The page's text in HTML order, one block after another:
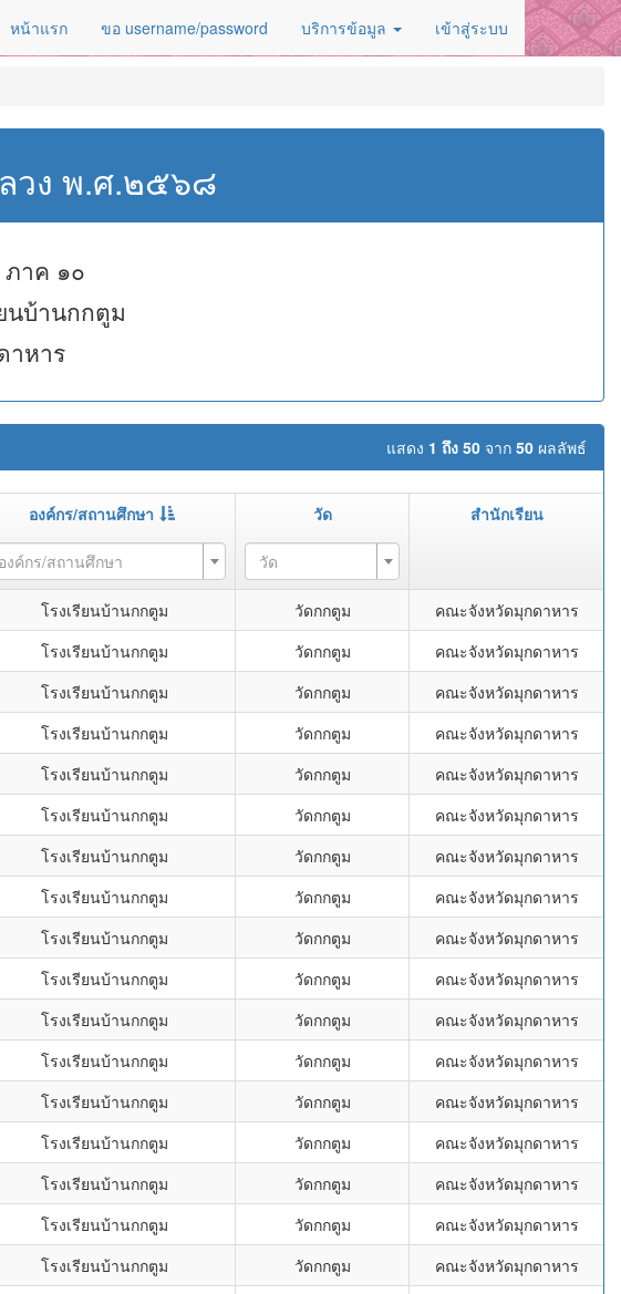
หน้าแรก ขอ username/password บริการข้อมูล เข้าสู่ระบบ
วง พ.ศ.๒๕๖๘
าค ๑๐
นบ้านกกตูม
าหาร
แสดง 1 ถึง 50 จาก 50 ผลลัพธ์
องค์กร/สถานศึกษา วัด สำนักเรียน
องค์กร/สถานศึกษา วัด
โรงเรียนบ้านกกตูม วัดกกตูม
คณะจังหวัดมุกดาหาร
โรงเรียนบ้านกกตูม วัดกกตูม
คณะจังหวัดมุกดาหาร
โรงเรียนบ้านกกตูม วัดกกตูม
คณะจังหวัดมุกดาหาร
โรงเรียนบ้านกกตูม วัดกกตูม
คณะจังหวัดมุกดาหาร
โรงเรียนบ้านกกตูม วัดกกตูม
คณะจังหวัดมุกดาหาร
โรงเรียนบ้านกกตูม วัดกกตูม
คณะจังหวัดมุกดาหาร
โรงเรียนบ้านกกตูม วัดกกตูม
คณะจังหวัดมุกดาหาร
โรงเรียนบ้านกกตูม วัดกกตูม
คณะจังหวัดมุกดาหาร
โรงเรียนบ้านกกตูม วัดกกตูม
คณะจังหวัดมุกดาหาร
โรงเรียนบ้านกกตูม วัดกกตูม
คณะจังหวัดมุกดาหาร
โรงเรียนบ้านกกตูม วัดกกตูม
คณะจังหวัดมุกดาหาร
โรงเรียนบ้านกกตูม วัดกกตูม
คณะจังหวัดมุกดาหาร
โรงเรียนบ้านกกตูม วัดกกตูม
คณะจังหวัดมุกดาหาร
โรงเรียนบ้านกกตูม วัดกกตูม
คณะจังหวัดมุกดาหาร
โรงเรียนบ้านกกตูม วัดกกตูม
คณะจังหวัดมุกดาหาร
โรงเรียนบ้านกกตูม วัดกกตูม
คณะจังหวัดมุกดาหาร
โรงเรียนบ้านกกตูม วัดกกตูม
คณะจังหวัดมุกดาหาร